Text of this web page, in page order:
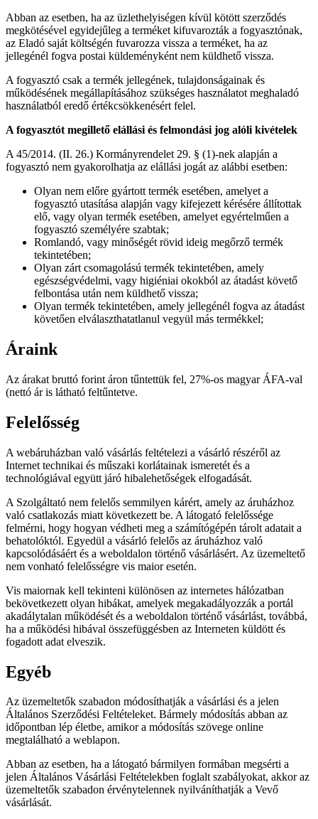
Abban az esetben, ha az üzlethelyiségen kívül kötött szerződés
megkötésével egyidejűleg a terméket kifuvarozták a fogyasztónak,
az Eladó saját költségén fuvarozza vissza a terméket, ha az
jellegénél fogva postai küldeményként nem küldhető vissza.
A fogyasztó csak a termék jellegének, tulajdonságainak és
működésének megállapításához szükséges használatot meghaladó
használatból eredő értékcsökkenésért felel.
A fogyasztót megillető elállási és felmondási jog alóli kivételek
A 45/2014. (II. 26.) Kormányrendelet 29. § (1)-nek alapján a
fogyasztó nem gyakorolhatja az elállási jogát az alábbi esetben:
Olyan nem előre gyártott termék esetében, amelyet a
fogyasztó utasítása alapján vagy kifejezett kérésére állítottak
elő, vagy olyan termék esetében, amelyet egyértelműen a
fogyasztó személyére szabtak;
Romlandó, vagy minőségét rövid ideig megőrző termék
tekintetében;
Olyan zárt csomagolású termék tekintetében, amely
egészségvédelmi, vagy higiéniai okokból az átadást követő
felbontása után nem küldhető vissza;
Olyan termék tekintetében, amely jellegénél fogva az átadást
követően elválaszthatatlanul vegyül más termékkel;
Áraink
Az árakat bruttó forint áron tűntettük fel, 27%-os magyar ÁFA-val
(nettó ár is látható feltűntetve.
Felelősség
A webáruházban való vásárlás feltételezi a vásárló részéről az
Internet technikai és műszaki korlátainak ismeretét és a
technológiával együtt járó hibalehetőségek elfogadását.
A Szolgáltató nem felelős semmilyen kárért, amely az áruházhoz
való csatlakozás miatt következett be. A látogató felelőssége
felmérni, hogy hogyan védheti meg a számítógépén tárolt adatait a
behatolóktól. Egyedül a vásárló felelős az áruházhoz való
kapcsolódásáért és a weboldalon történő vásárlásért. Az üzemeltető
nem vonható felelősségre vis maior esetén.
Vis maiornak kell tekinteni különösen az internetes hálózatban
bekövetkezett olyan hibákat, amelyek megakadályozzák a portál
akadálytalan működését és a weboldalon történő vásárlást, továbbá,
ha a működési hibával összefüggésben az Interneten küldött és
fogadott adat elveszik.
Egyéb
Az üzemeltetők szabadon módosíthatják a vásárlási és a jelen
Általános Szerződési Feltételeket. Bármely módosítás abban az
időpontban lép életbe, amikor a módosítás szövege online
megtalálható a weblapon.
Abban az esetben, ha a látogató bármilyen formában megsérti a
jelen Általános Vásárlási Feltételekben foglalt szabályokat, akkor az
üzemeltetők szabadon érvénytelennek nyilváníthatják a Vevő
vásárlását.